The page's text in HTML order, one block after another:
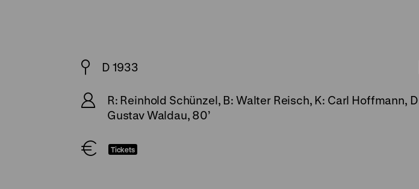
D 1933
R: Reinhold Schünzel, B: Walter Reisch, K: Carl Hoffmann,
Gustav Waldau, 80’
Tickets